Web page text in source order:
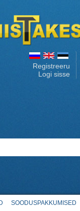
Registreeru
Logi sisse
SOODUSPAKKUMISED